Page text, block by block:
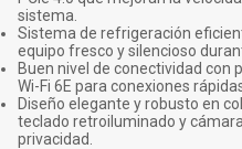
sistema.
Sistema de refrigeración
equipo fresco y silencioso
Buen nivel de conectividad con
Wi-Fi 6E para conexiones
Diseño elegante y robusto en
teclado retroiluminado y
privacidad.